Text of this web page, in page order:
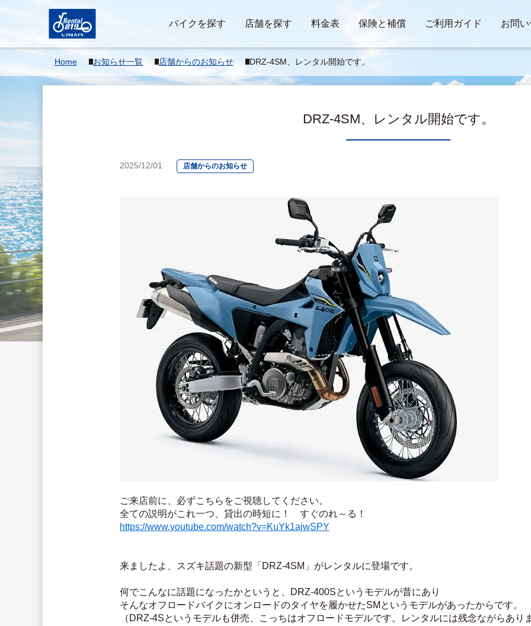
バイクを探す 店舗を探す 料金表 保険と補償 ご利用ガイド お問
Home お知らせ一覧 店舗からのお知らせ DRZ-4SM、レンタル開始です。
DRZ-4SM、レンタル開始です。
2025/12/01 店舗からのお知らせ
ご来店前に、必ずこちらをご視聴してください。
全ての説明がこれ一つ、貸出の時短に！　すぐのれ～る！
https://www.youtube.com/watch?v=KuYk1ajwSPY
来ましたよ、スズキ話題の新型「DRZ-4SM」がレンタルに登場です。
何でこんなに話題になったかというと、DRZ-400Sというモデルが昔にあり
そんなオフロードバイクにオンロードのタイヤを履かせたSMというモデルがあったからです。
（DRZ-4Sというモデルも併売、こっちはオフロードモデルです。レンタルには残念ながらあり